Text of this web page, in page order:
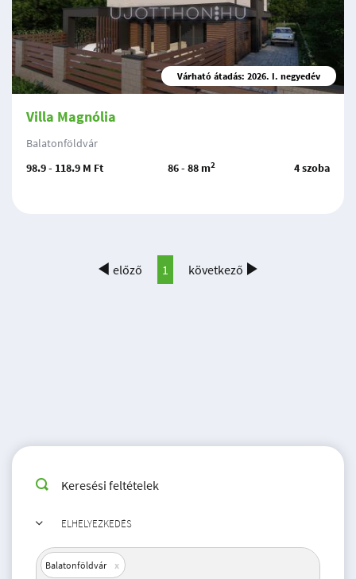
Várható átadás: 2026. I. negyedév
Villa Magnólia
Balatonföldvár
98.9 - 118.9 M Ft
86 - 88 m2 4 szoba
előző 1 következő
Keresési feltételek
ELHELYEZKEDÉS
Balatonföldvár